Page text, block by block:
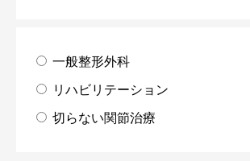
一般整形外科
リハビリテーション
切らない関節治療